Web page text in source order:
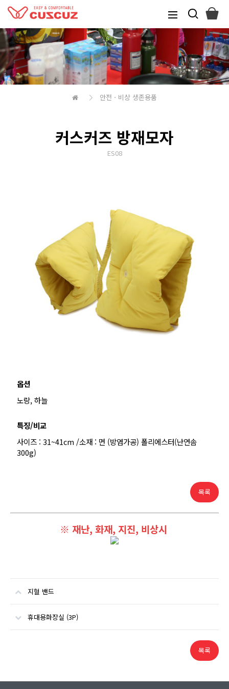
안전ㆍ비상 생존용품
커스커즈 방재모자
ES08
옵션
노랑, 하늘
특징/비교
사이즈 : 31~41cm /소재 : 면 (방염가공) 폴리에스터(난연솜
300g)
목록
※ 재난, 화재, 지진, 비상시
지혈 밴드
휴대용화장실 (3P)
목록